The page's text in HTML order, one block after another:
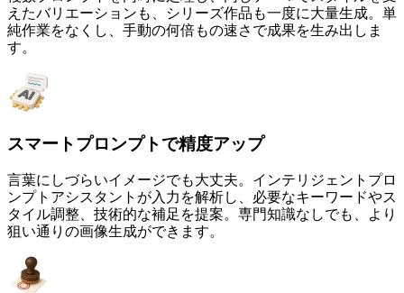
えたバリエーションも、シリーズ作品も一度に大量生成。単
純作業をなくし、手動の何倍もの速さで成果を生み出しま
す。
スマートプロンプトで精度アップ
言葉にしづらいイメージでも大丈夫。インテリジェントプロ
ンプトアシスタントが入力を解析し、必要なキーワードやス
タイル調整、技術的な補足を提案。専門知識なしでも、より
狙い通りの画像生成ができます。